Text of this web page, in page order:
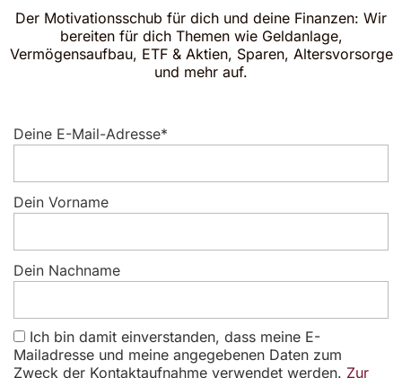
Der Motivationsschub für dich und deine Finanzen: Wir
bereiten für dich Themen wie Geldanlage,
Vermögensaufbau, ETF & Aktien, Sparen, Altersvorsorge
und mehr auf.
Deine E-Mail-Adresse*
Dein Vorname
Dein Nachname
Ich bin damit einverstanden, dass meine E-
Mailadresse und meine angegebenen Daten zum
Zweck der Kontaktaufnahme verwendet werden. Zur